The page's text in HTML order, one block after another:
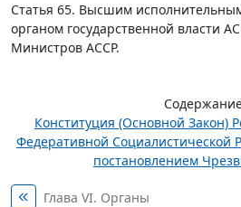
Статья 65. Высшим
органом государственной власти
Министров ACСР.
Конституция (Основной Закон)
Федеративной Социалистической
постановлением
Глава VI. Органы